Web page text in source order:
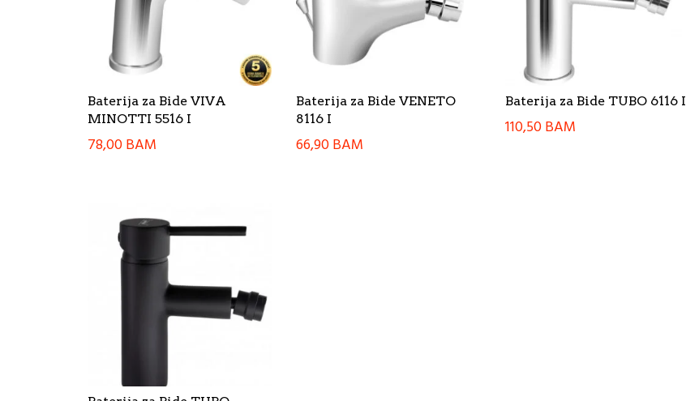
Baterija za Bide VIVA
MINOTTI 5516 I
78,00BAM
Baterija za Bide VENETO
8116 I
66,90BAM
Baterija za Bide TUBO 6116 I
110,50BAM